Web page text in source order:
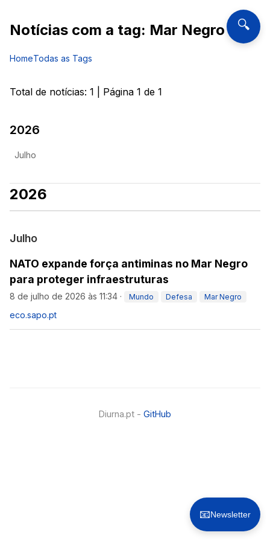
🔍
Notícias com a tag: Mar Negro
HomeTodas as Tags
Total de notícias: 1 | Página 1 de 1
2026
Julho
2026
Julho
NATO expande força antiminas no Mar Negro
para proteger infraestruturas
8 de julho de 2026 às 11:34 · Mundo Defesa Mar Negro
eco.sapo.pt
Diurna.pt - GitHub
📧Newsletter